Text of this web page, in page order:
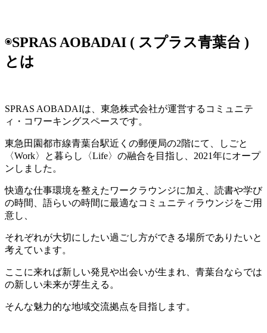
◉SPRAS AOBADAI ( スプラス青葉台 )
とは
SPRAS AOBADAIは、東急株式会社が運営するコミュニテ
ィ・コワーキングスペースです。
東急田園都市線青葉台駅近くの郵便局の2階にて、しごと
〈Work〉と暮らし〈Life〉の融合を目指し、2021年にオープ
ンしました。
快適な仕事環境を整えたワークラウンジに加え、読書や学び
の時間、語らいの時間に最適なコミュニティラウンジをご用
意し、
それぞれが大切にしたい過ごし方ができる場所でありたいと
考えています。
ここに来れば新しい発見や出会いが生まれ、青葉台ならでは
の新しい未来が芽生える。
そんな魅力的な地域交流拠点を目指します。